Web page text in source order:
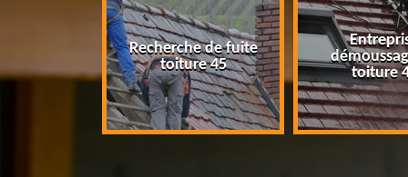
Recherche de fuite
toiture 45
toiture